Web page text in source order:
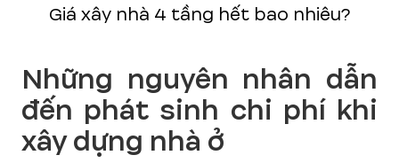
Giá xây nhà 4 tầng hết bao nhiêu?
Những nguyên nhân dẫn
đến phát sinh chi phí khi
xây dựng nhà ở